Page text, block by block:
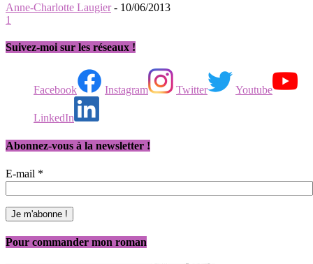
Anne-Charlotte Laugier - 10/06/2013
1
Suivez-moi sur les réseaux !
Facebook Instagram Twitter Youtube
LinkedIn
Abonnez-vous à la newsletter !
E-mail *
Pour commander mon roman